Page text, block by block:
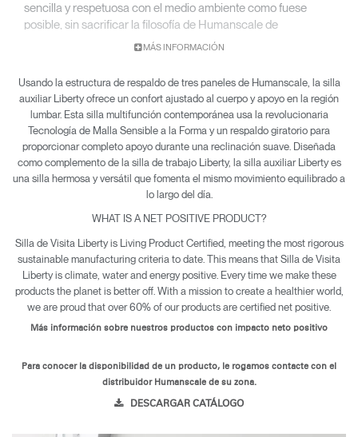
sencilla y respetuosa con el medio ambiente como fuese
posible, sin sacrificar la filosofía de Humanscale de
proporcionar un confort completo y automático. Niels Diffrient
comodidad para todo el cuerpo que brindan las sillas de
trabajo de Humanscale, pero fabricada con materiales
livianos, reciclables y duraderos.
MÁS INFORMACIÓN
Usando la estructura de respaldo de tres paneles de Humanscale, la silla
auxiliar Liberty ofrece un confort ajustado al cuerpo y apoyo en la región
lumbar. Esta silla multifunción contemporánea usa la revolucionaria
Tecnología de Malla Sensible a la Forma y un respaldo giratorio para
proporcionar completo apoyo durante una reclinación suave. Diseñada
como complemento de la silla de trabajo Liberty, la silla auxiliar Liberty es
una silla hermosa y versátil que fomenta el mismo movimiento equilibrado a
lo largo del día.
WHAT IS A NET POSITIVE PRODUCT?
Silla de Visita Liberty is Living Product Certified, meeting the most rigorous
sustainable manufacturing criteria to date. This means that Silla de Visita
Liberty is climate, water and energy positive. Every time we make these
products the planet is better off. With a mission to create a healthier world,
we are proud that over 60% of our products are certified net positive.
Más información sobre nuestros productos con impacto neto positivo
Para conocer la disponibilidad de un producto, le rogamos contacte con el
distribuidor Humanscale de su zona.
DESCARGAR CATÁLOGO